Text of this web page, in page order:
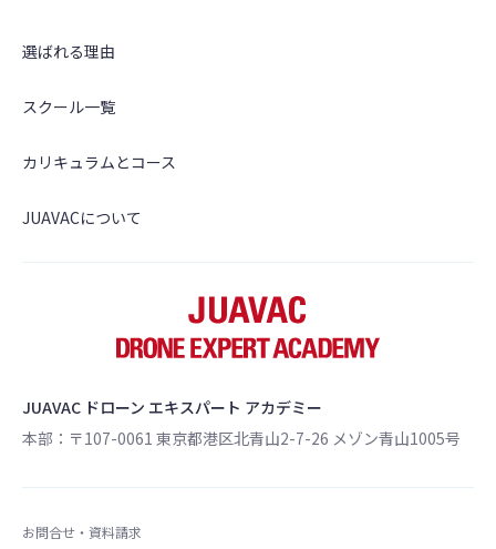
選ばれる理由
スクール一覧
カリキュラムとコース
JUAVACについて
JUAVAC ドローン エキスパート アカデミー
本部：〒107-0061 東京都港区北青山2-7-26 メゾン青山1005号
お問合せ・資料請求